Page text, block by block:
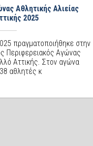
Αθλητικής Αλιείας
2025
πραγματοποιήθηκε στην
Περιφερειακός Αγώνας
Αττικής. Στον αγώνα
αθλητές κ